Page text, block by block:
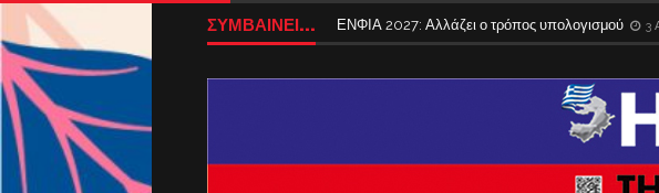
ΣΥΜΒΑΙΝΕΙ... ΕΝΦΙΑ 2027: Αλλάζει ο τρόπος υπολογισμού 3